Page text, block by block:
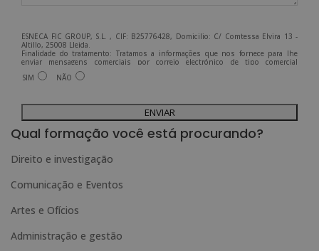
ESNECA FIC GROUP, S.L. , CIF: B25776428, Domicilio: C/ Comtessa Elvira 13 -
Altillo, 25008 Lleida.
Finalidade do tratamento: Tratamos a informações que nos fornece para lhe
enviar mensagens comerciais por correio electrónico de tipo comercial
relacionadas com os produtos oferecidos e outros produtos que possam ser do
seu interesse.
contactando-nos para o endereço admin@grupoesneca.com.
Para mais informações, consulte a nossa Política de Privacidade.
Deseja receber informação comercial (por telefone e/ou correio electrónico):
SIM NÃO
A
l
e
r
n
Qual formação você está procurando?
Direito e investigação
Comunicação e Eventos
Artes e Ofícios
Administração e gestão